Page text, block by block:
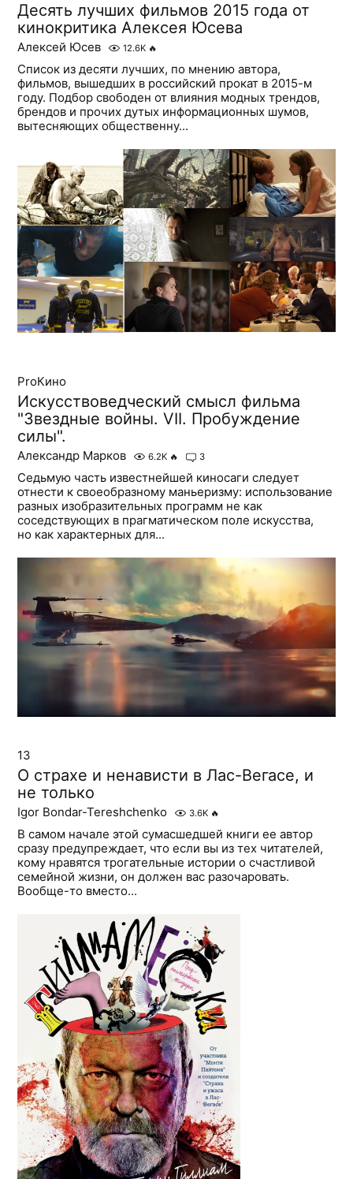
Десять лучших фильмов 2015 года от
кинокритика Алексея Юсева
Алексей Юсев 12.6K 🔥
Список из десяти лучших, по мнению автора,
фильмов, вышедших в российский прокат в 2015-м
году. Подбор свободен от влияния модных трендов,
брендов и прочих дутых информационных шумов,
вытесняющих общественну...
ProКино
Искусствоведческий смысл фильма
"Звездные войны. VII. Пробуждение
силы".
Александр Марков 6.2K 🔥 3
Седьмую часть известнейшей киносаги следует
отнести к своеобразному маньеризму: использование
разных изобразительных программ не как
соседствующих в прагматическом поле искусства,
но как характерных для...
13
О страхе и ненависти в Лас-Вегасе, и
не только
Igor Bondar-Tereshchenko 3.6K 🔥
В самом начале этой сумасшедшей книги ее автор
сразу предупреждает, что если вы из тех читателей,
кому нравятся трогательные истории о счастливой
семейной жизни, он должен вас разочаровать.
Вообще-то вместо...